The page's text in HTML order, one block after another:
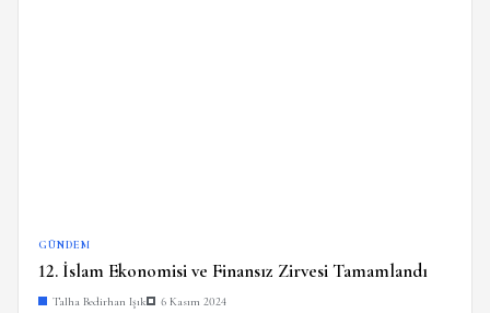
GÜNDEM
12. İslam Ekonomisi ve Finansız Zirvesi Tamamlandı
Talha Bedirhan Işık 6 Kasım 2024